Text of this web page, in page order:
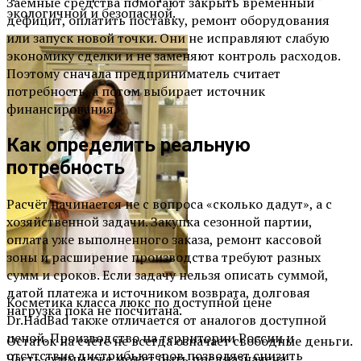
экологичной и безопасной.
Косметика класса люкс по доступной цене
Dr.HadBad также отличается от аналогов доступной
ценой. Производство на территории России и
отсутствие дистрибьютеров позволяет снизить
дефицит, оплатить поставку, ремонт оборудования
или запуск новой точки. Они не исправляют слабую
экономику сделки и не заменяют контроль расходов.
Поэтому сначала предприниматель считает
потребность, а потом выбирает источник
финансирования.
Как определить реальную
потребность
Расчёт начинается не с вопроса «сколько дадут», а с
хозяйственной задачи. Закупка сезонной партии,
оплата уже выполненного заказа, ремонт кассовой
зоны и расширение производства требуют разных
сумм и сроков. Если задачу нельзя описать суммой,
датой платежа и источником возврата, долговая
нагрузка пока не посчитана.
Остаток на счёте не всегда означает свободные деньги.